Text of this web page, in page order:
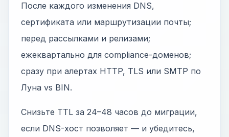
После каждого изменения DNS,
сертификата или маршрутизации почты;
перед рассылками и релизами;
ежеквартально для compliance-доменов;
сразу при алертах HTTP, TLS или SMTP по
Луна vs BIN.
Снизьте TTL за 24–48 часов до миграции,
если DNS-хост позволяет — и убедитесь,